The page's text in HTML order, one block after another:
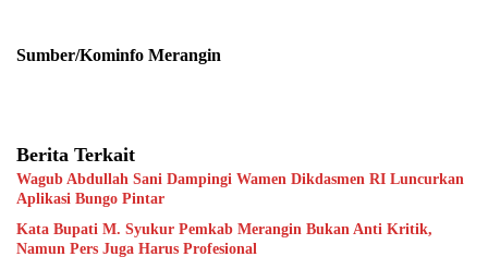
Sumber/Kominfo Merangin
Berita Terkait
Wagub Abdullah Sani Dampingi Wamen Dikdasmen RI Luncurkan
Aplikasi Bungo Pintar
Kata Bupati M. Syukur Pemkab Merangin Bukan Anti Kritik,
Namun Pers Juga Harus Profesional